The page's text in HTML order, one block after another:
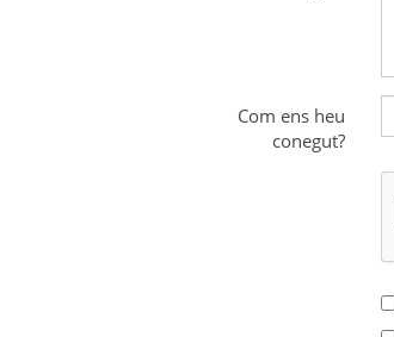
Com ens heu
conegut?